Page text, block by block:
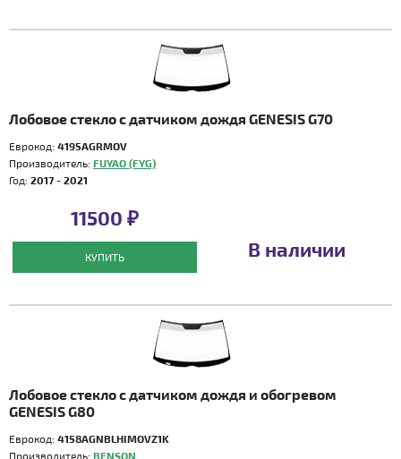
Лобовое стекло с датчиком дождя GENESIS G70
Еврокод: 4195AGRMOV
Производитель: FUYAO (FYG)
Год: 2017 - 2021
11500 ₽
КУПИТЬ В наличии
Лобовое стекло с датчиком дождя и обогревом
GENESIS G80
Еврокод: 4158AGNBLHIMOVZ1K
Производитель: BENSON